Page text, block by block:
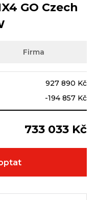
GO Czech
Firma
927 890 Kč
-194 857 Kč
733 033 Kč